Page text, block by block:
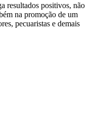
resultados positivos, não
na promoção de um
pecuaristas e demais